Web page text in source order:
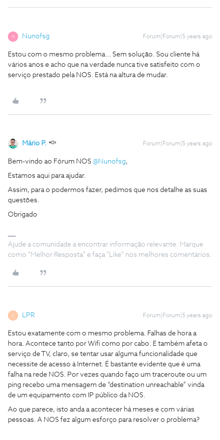
N Nunofsg Forum|Forum|5 years ago
Estou com o mesmo problema... Sem solução. Sou cliente há
vários anos e acho que na verdade nunca tive satisfeito com o
serviço prestado pela NOS. Está na altura de mudar.
Mário P. Forum|Forum|5 years ago
Bem-vindo ao Fórum NOS @Nunofsg,
Estamos aqui para ajudar.
Assim, para o podermos fazer, pedimos que nos detalhe as suas
questões.
Obrigado
Ajude a comunidade a encontrar informação relevante. Marque
como "Melhor Resposta" e faça "Like" nos melhores comentários.
L LPR Forum|Forum|5 years ago
Estou exatamente com o mesmo problema. Falhas de hora a
hora. Acontece tanto por Wifi como por cabo. E também afeta o
serviço de TV, claro, se tentar usar alguma funcionalidade que
necessite de acesso à Internet. É bastante evidente que é uma
falha na rede NOS. Por vezes quando faço um traceroute ou um
ping recebo uma mensagem de “destination unreachable” vinda
de um equipamento com IP público da NOS.
Ao que parece, isto anda a acontecer há meses e com várias
pessoas. A NOS fez algum esforço para resolver o problema?